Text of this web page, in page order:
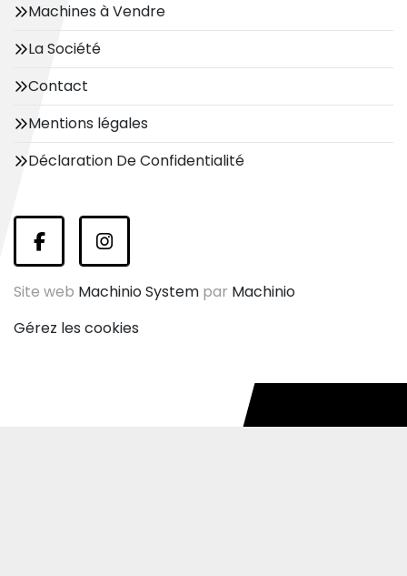
Machines à Vendre
La Société
Contact
Mentions légales
Déclaration De Confidentialité
facebookinstagram
Site web Machinio System par Machinio
Gérez les cookies